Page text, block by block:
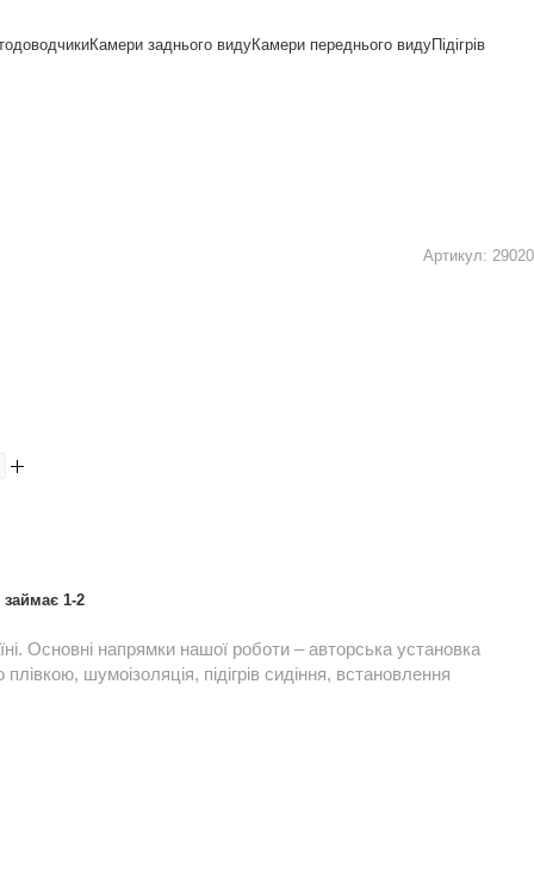
Камери заднього видуКамери переднього видуПідігрів
Артикул: 29020
1-2
Основні напрямки нашої роботи – авторська установка
шумоізоляція, підігрів сидіння, встановлення